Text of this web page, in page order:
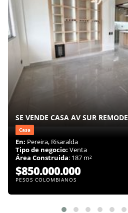
SE VENDE CASA AV SUR
Casa
En: Pereira, Risaralda
Tipo de negocio: Venta
Área Construida: 187 m²
$850.000.000
PESOS COLOMBIANOS